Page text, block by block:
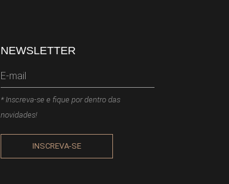
NEWSLETTER
* Inscreva-se e fique por dentro das
novidades!
INSCREVA-SE